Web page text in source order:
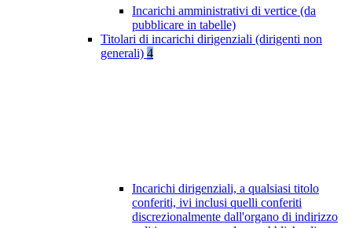
Incarichi amministrativi di vertice (da
pubblicare in tabelle)
Titolari di incarichi dirigenziali (dirigenti non
generali) 4
Incarichi dirigenziali, a qualsiasi titolo
conferiti, ivi inclusi quelli conferiti
discrezionalmente dall'organo di indirizzo